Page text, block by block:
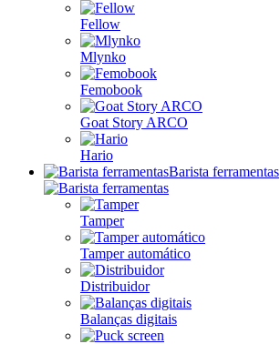
Fellow
Mlynko
Femobook
Goat Story ARCO
Hario
Barista ferramentas
Tamper
Tamper automático
Distribuidor
Balanças digitais